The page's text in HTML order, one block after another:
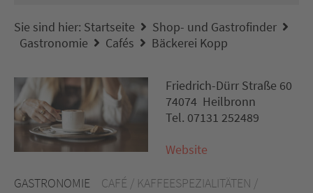
Sie sind hier: Startseite
Shop- und Gastrofinder
Gastronomie
Cafés Bäckerei Kopp
GASTRONOMIE
CAFÉ / KAFFEESPEZIALITÄTEN /
Friedrich-Dürr Straße 60
74074 Heilbronn
Tel. 07131 252489
Website